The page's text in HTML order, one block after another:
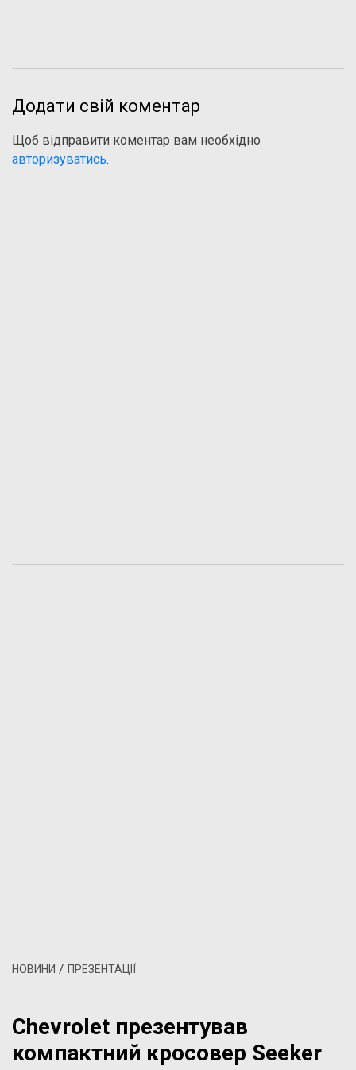
Додати свій коментар
Щоб відправити коментар вам необхідно
авторизуватись.
НОВИНИ / ПРЕЗЕНТАЦІЇ
Chevrolet презентував
компактний кросовер Seeker